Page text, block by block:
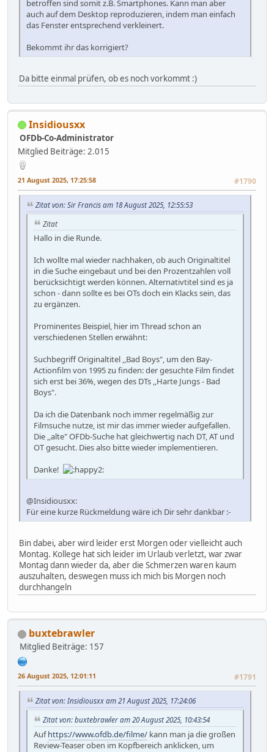
betroffen sind somit z.B. Smartphones. Kann man aber
auch auf dem Desktop reproduzieren, indem man einfach
das Fenster entsprechend verkleinert.
Bekommt ihr das korrigiert?
Da bitte einmal prüfen, ob es noch vorkommt :)
Insidiousxx
OFDb-Co-Administrator
Mitglied Beiträge: 2.015
21 August 2025, 17:25:58 #1790
Zitat von: Sir Francis am 18 August 2025, 12:55:53
Zitat
Hallo in die Runde.
Ich wollte mal wieder nachhaken, ob auch Originaltitel
in die Suche eingebaut und bei den Prozentzahlen voll
berücksichtigt werden können. Alternativtitel sind es ja
schon - dann sollte es bei OTs doch ein Klacks sein, das
zu ergänzen.
Prominentes Beispiel, hier im Thread schon an
verschiedenen Stellen erwähnt:
Suchbegriff Originaltitel ,,Bad Boys", um den Bay-
Actionfilm von 1995 zu finden: der gesuchte Film findet
sich erst bei 36%, wegen des DTs ,,Harte Jungs - Bad
Boys".
Da ich die Datenbank noch immer regelmäßig zur
Filmsuche nutze, ist mir das immer wieder aufgefallen.
Die ,,alte" OFDb-Suche hat gleichwertig nach DT, AT und
OT gesucht. Dies also bitte wieder implementieren.
Danke!
@Insidiousxx:
Für eine kurze Rückmeldung wäre ich Dir sehr dankbar :-
Bin dabei, aber wird leider erst Morgen oder vielleicht auch
Montag. Kollege hat sich leider im Urlaub verletzt, war zwar
Montag dann wieder da, aber die Schmerzen waren kaum
auszuhalten, deswegen muss ich mich bis Morgen noch
durchhangeln
buxtebrawler
Mitglied Beiträge: 157
26 August 2025, 12:01:11 #1791
Zitat von: Insidiousxx am 21 August 2025, 17:24:06
Zitat von: buxtebrawler am 20 August 2025, 10:43:54
Aufhttps://www.ofdb.de/filme/ kann man ja die großen
Review-Teaser oben im Kopfbereich anklicken, um